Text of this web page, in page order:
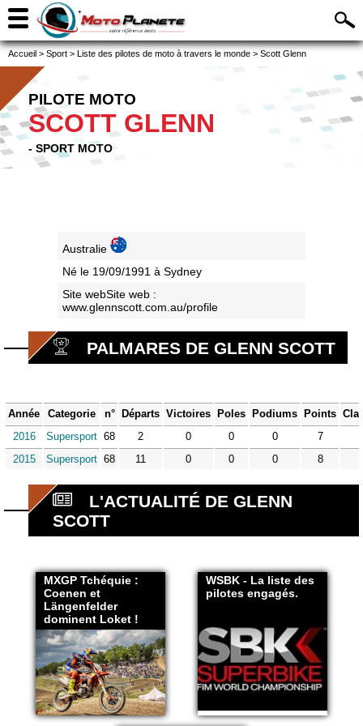
Accueil > Sport > Liste des pilotes de moto à travers le monde > Scott Glenn
PILOTE MOTO
SCOTT GLENN
- SPORT MOTO
Australie
Né le 19/09/1991 à Sydney
Site webSite web :
www.glennscott.com.au/profile
PALMARES DE GLENN SCOTT
Année Categorie n° Départs Victoires Poles Podiums Points
2016
Supersport 68 2 0 0 0
7
2015
Supersport 68 11 0 0 0 8
L'ACTUALITÉ DE GLENN
SCOTT
MXGP Tchéquie :
Coenen et
Längenfelder
dominent Loket !
WSBK - La liste des
pilotes engagés.